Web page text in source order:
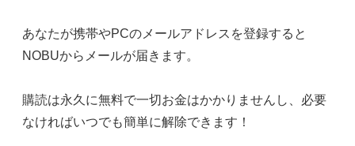
あなたが携帯やPCのメールアドレスを登録すると
NOBUからメールが届きます。
購読は永久に無料で一切お金はかかりませんし、必要
なければいつでも簡単に解除できます！